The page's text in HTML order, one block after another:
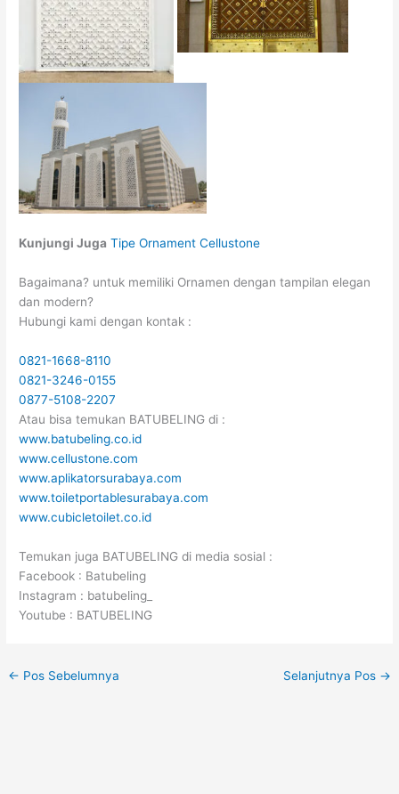
Kunjungi Juga Tipe Ornament Cellustone
Bagaimana? untuk memiliki Ornamen dengan tampilan elegan
dan modern?
Hubungi kami dengan kontak :
0821-1668-8110
0821-3246-0155
0877-5108-2207
Atau bisa temukan BATUBELING di :
www.batubeling.co.id
www.cellustone.com
www.aplikatorsurabaya.com
www.toiletportablesurabaya.com
www.cubicletoilet.co.id
Temukan juga BATUBELING di media sosial :
Facebook : Batubeling
Instagram : batubeling_
Youtube : BATUBELING
← Pos Sebelumnya Selanjutnya Pos →